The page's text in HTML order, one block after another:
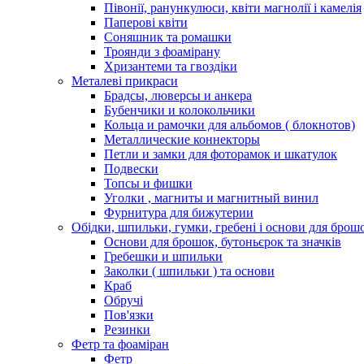
Півонії, ранункулюси, квіти магнолії і камелія
Паперові квіти
Соняшник та ромашки
Троянди з фоамірану
Хризантеми та гвоздіки
Металеві прикраси
Брадсы, люверсы и анкера
Бубенчики и колокольчики
Кольца и рамочки для альбомов ( блокнотов)
Металлические коннекторы
Петли и замки для фоторамок и шкатулок
Подвески
Топсы и фишки
Уголки , магниты и магнитный винил
Фурнитура для бижутерии
Обідки, шпильки, гумки, гребені і основи для
Основи для брошок, бутоньєрок та значків
Гребешки и шпильки
Заколки ( шпильки ) та основи
Краб
Обручі
Пов'язки
Резинки
Фетр та фоаміран
Фетр